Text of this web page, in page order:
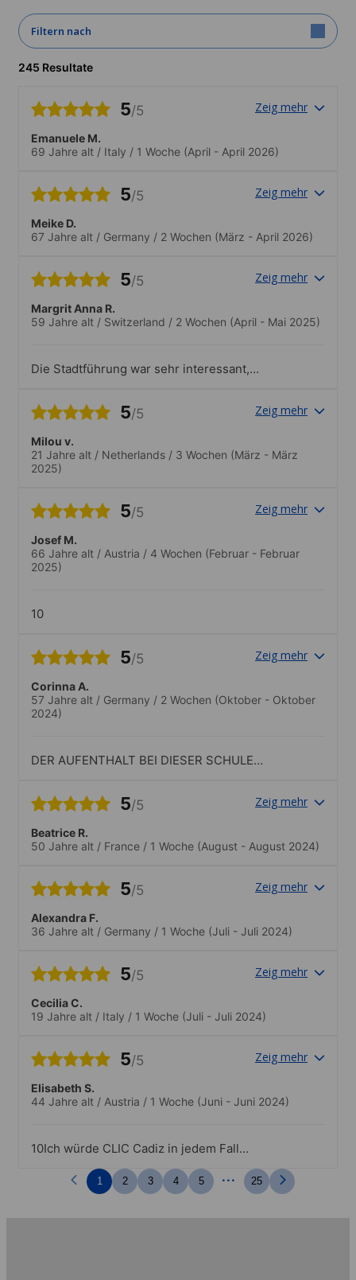
Filtern nach
245 Resultate
5/5 Zeig mehr
Emanuele M.
69 Jahre alt / Italy / 1 Woche (April - April 2026)
5/5 Zeig mehr
Meike D.
67 Jahre alt / Germany / 2 Wochen (März - April 2026)
5/5 Zeig mehr
Margrit Anna R.
59 Jahre alt / Switzerland / 2 Wochen (April - Mai 2025)
Die Stadtführung war sehr interessant,
5/5 Zeig mehr
Milou v.
21 Jahre alt / Netherlands / 3 Wochen (März - März
2025)
5/5 Zeig mehr
Josef M.
66 Jahre alt / Austria / 4 Wochen (Februar - Februar
2025)
10
5/5 Zeig mehr
Corinna A.
57 Jahre alt / Germany / 2 Wochen (Oktober - Oktober
2024)
DER AUFENTHALT BEI DIESER SCHULE
5/5 Zeig mehr
Beatrice R.
50 Jahre alt / France / 1 Woche (August - August 2024)
5/5 Zeig mehr
Alexandra F.
36 Jahre alt / Germany / 1 Woche (Juli - Juli 2024)
5/5 Zeig mehr
Cecilia C.
19 Jahre alt / Italy / 1 Woche (Juli - Juli 2024)
5/5 Zeig mehr
Elisabeth S.
44 Jahre alt / Austria / 1 Woche (Juni - Juni 2024)
10Ich würde CLIC Cadiz in jedem Fall
Stadt ist wunderbar, das Team der
Sprachschule unglaublich nett!
1 2 3 4 5 ... 25